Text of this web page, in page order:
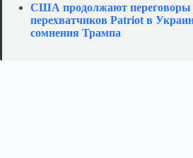
США продолжают переговоры
перехватчиков Patriot в
сомнения Трампа